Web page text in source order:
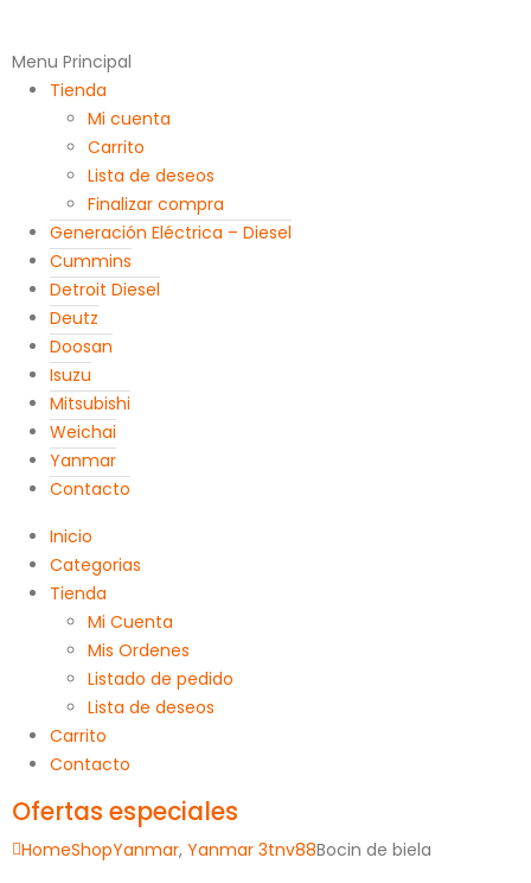
Menu Principal
Tienda
Mi cuenta
Carrito
Lista de deseos
Finalizar compra
Generación Eléctrica – Diesel
Cummins
Detroit Diesel
Deutz
Doosan
Isuzu
Mitsubishi
Weichai
Yanmar
Contacto
Inicio
Categorias
Tienda
Mi Cuenta
Mis Ordenes
Listado de pedido
Lista de deseos
Carrito
Contacto
Ofertas especiales
HomeShopYanmar, Yanmar 3tnv88Bocin de biela